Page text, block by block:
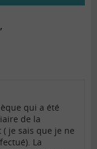
qui a été
de la
( je sais que je ne
La